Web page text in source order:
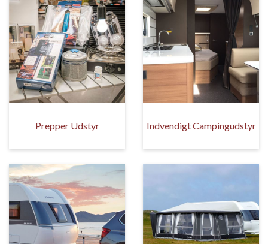
Prepper Udstyr Indvendigt Campingudstyr